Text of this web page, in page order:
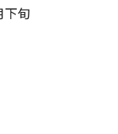
下旬